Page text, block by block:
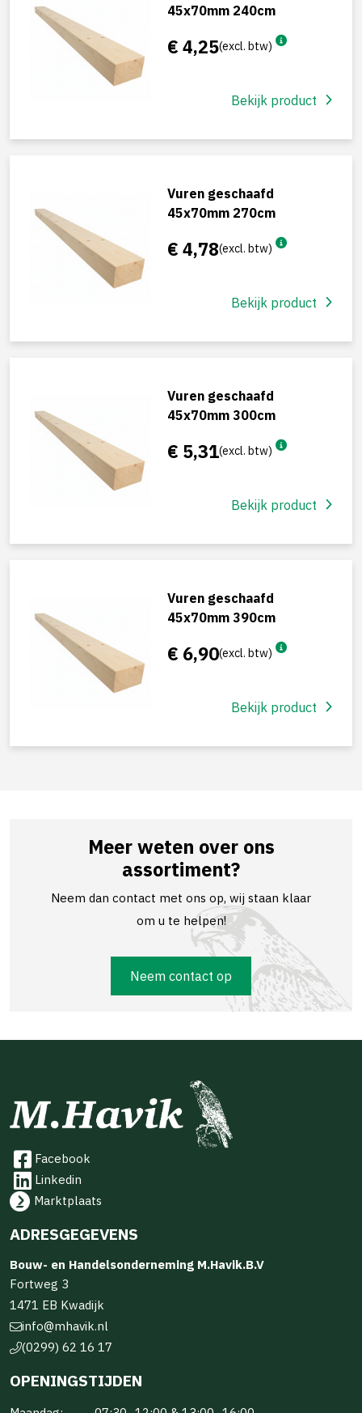
45x70mm 240cm
€ 4,25(excl. btw)
Bekijk product
Vuren geschaafd
45x70mm 270cm
€ 4,78(excl. btw)
Bekijk product
Vuren geschaafd
45x70mm 300cm
€ 5,31(excl. btw)
Bekijk product
Vuren geschaafd
45x70mm 390cm
€ 6,90(excl. btw)
Bekijk product
Meer weten over ons
assortiment?
Neem dan contact met ons op, wij staan klaar
om u te helpen!
Neem contact op
Facebook
Linkedin
Marktplaats
ADRESGEGEVENS
Bouw- en Handelsonderneming M.Havik.B.V
Fortweg 3
1471 EB Kwadijk
info@mhavik.nl
(0299) 62 16 17
OPENINGSTIJDEN